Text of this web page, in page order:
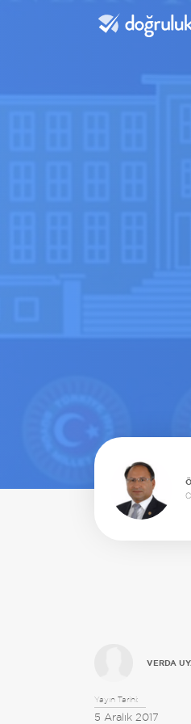
VERDA
Yayın Tarihi:
5 Aralık 2017